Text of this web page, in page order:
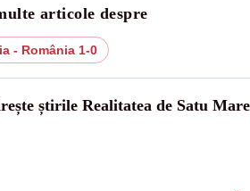
articole despre
- România 1-0
știrile Realitatea de Satu